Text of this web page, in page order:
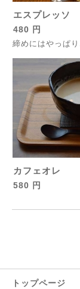
エスプレッソ
480 円
締めにはやっぱ
カフェオレ
580 円
トップページ